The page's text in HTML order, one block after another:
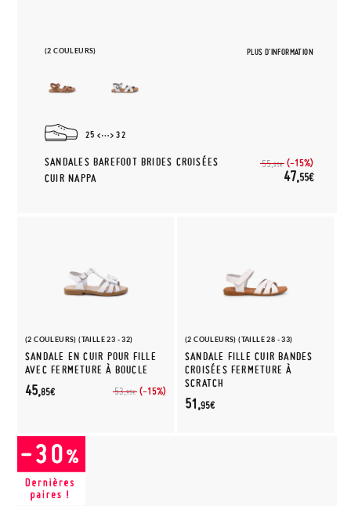
(2 COULEURS) PLUS D'INFORMATION
25 32
SANDALES BAREFOOT BRIDES CROISÉES
CUIR NAPPA
55,95€ (-15%)
47,55€
(2 COULEURS) (TAILLE 23 - 32)
SANDALE EN CUIR POUR FILLE
AVEC FERMETURE À BOUCLE
53,95€ (-15%)
45,85€
(2 COULEURS) (TAILLE 28 - 33)
SANDALE FILLE CUIR BANDES
CROISÉES FERMETURE À
SCRATCH
51,95€